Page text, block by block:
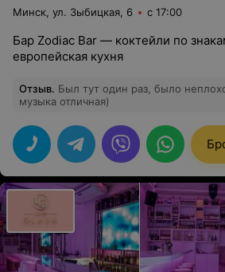
Минск, ул. Зыбицкая, 6 с 17:00
Бар Zodiac Bar — коктейли по
европейская кухня
Отзыв. Был тут один раз, было
музыка отличная)